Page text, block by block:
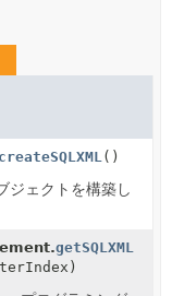
createSQLXML ()
ジェクトを構築し
getSQLXML